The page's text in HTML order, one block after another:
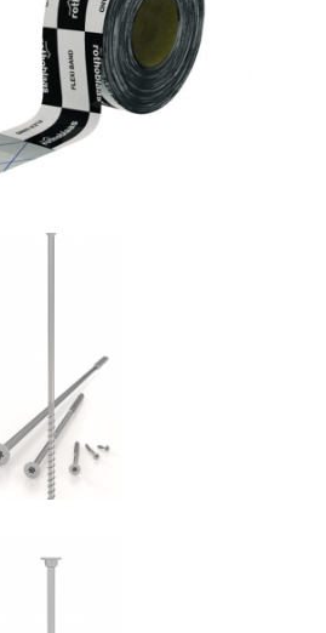
Flexi band
ROTHOBLAAS
ROTHOBLAAS